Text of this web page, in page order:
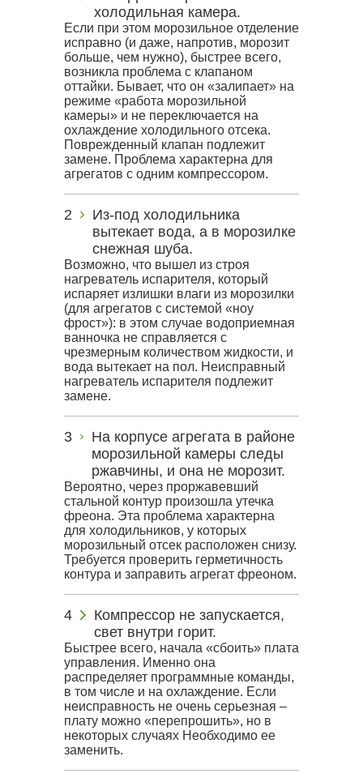
холодильная камера.
Если при этом морозильное отделение
исправно (и даже, напротив, морозит
больше, чем нужно), быстрее всего,
возникла проблема с клапаном
оттайки. Бывает, что он «залипает» на
режиме «работа морозильной
камеры» и не переключается на
охлаждение холодильного отсека.
Поврежденный клапан подлежит
замене. Проблема характерна для
агрегатов с одним компрессором.
Из-под холодильника
вытекает вода, а в морозилке
снежная шуба.
Возможно, что вышел из строя
нагреватель испарителя, который
испаряет излишки влаги из морозилки
(для агрегатов с системой «ноу
фрост»): в этом случае водоприемная
ванночка не справляется с
чрезмерным количеством жидкости, и
вода вытекает на пол. Неисправный
нагреватель испарителя подлежит
замене.
На корпусе агрегата в районе
морозильной камеры следы
ржавчины, и она не морозит.
Вероятно, через проржавевший
стальной контур произошла утечка
фреона. Эта проблема характерна
для холодильников, у которых
морозильный отсек расположен снизу.
Требуется проверить герметичность
контура и заправить агрегат фреоном.
Компрессор не запускается,
свет внутри горит.
Быстрее всего, начала «сбоить» плата
управления. Именно она
распределяет программные команды,
в том числе и на охлаждение. Если
неисправность не очень серьезная –
плату можно «перепрошить», но в
некоторых случаях Необходимо ее
заменить.